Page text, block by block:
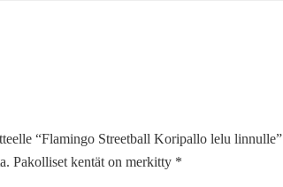
“Flamingo Streetball Koripallo lelu linnulle”
Pakolliset kentät on merkitty *